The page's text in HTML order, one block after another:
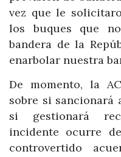
vez que le
los buques que
bandera de la
enarbolar nuestra
De momento, la
sobre si sancionará
si gestionará
incidente ocurre
controvertido